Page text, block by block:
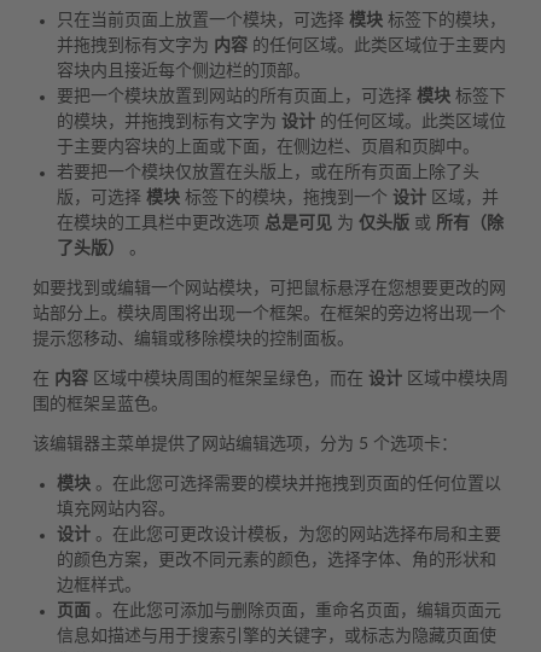
只在当前页面上放置一个模块，可选择 模块 标签下的模块，
并拖拽到标有文字为 内容 的任何区域。此类区域位于主要内
容块内且接近每个侧边栏的顶部。
要把一个模块放置到网站的所有页面上，可选择 模块 标签下
的模块，并拖拽到标有文字为 设计 的任何区域。此类区域位
于主要内容块的上面或下面，在侧边栏、页眉和页脚中。
若要把一个模块仅放置在头版上，或在所有页面上除了头
版，可选择 模块 标签下的模块，拖拽到一个 设计 区域，并
在模块的工具栏中更改选项 总是可见 为 仅头版 或 所有（除
了头版）
。
如要找到或编辑一个网站模块，可把鼠标悬浮在您想要更改的网
站部分上。模块周围将出现一个框架。在框架的旁边将出现一个
提示您移动、编辑或移除模块的控制面板。
在 内容 区域中模块周围的框架呈绿色，而在 设计 区域中模块周
围的框架呈蓝色。
该编辑器主菜单提供了网站编辑选项，分为 5 个选项卡：
模块 。在此您可选择需要的模块并拖拽到页面的任何位置以
填充网站内容。
设计 。在此您可更改设计模板，为您的网站选择布局和主要
的颜色方案，更改不同元素的颜色，选择字体、角的形状和
边框样式。
页面 。在此您可添加与删除页面，重命名页面，编辑页面元
信息如描述与用于搜索引擎的关键字，或标志为隐藏页面使